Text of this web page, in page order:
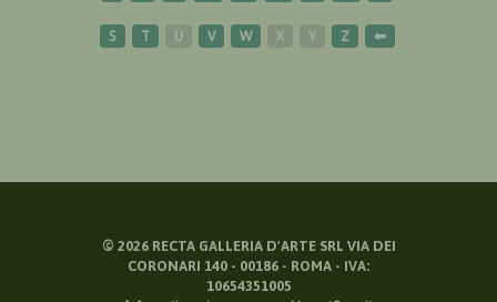
S T U V W X Y Z ⬅
© 2026RECTA GALLERIA D'ARTE SRL VIA DEI
CORONARI 140 - 00186 - ROMA - IVA:
10654351005